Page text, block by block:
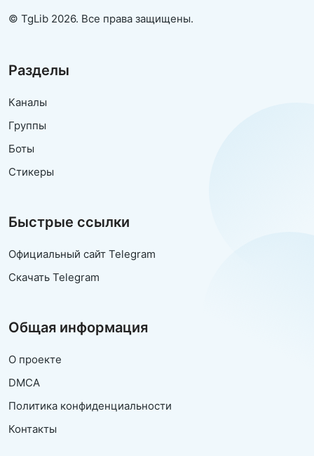
© TgLib 2026. Все права защищены.
Разделы
Каналы
Группы
Боты
Стикеры
Быстрые ссылки
Официальный сайт Telegram
Скачать Telegram
Общая информация
О проекте
DMCA
Политика конфиденциальности
Контакты